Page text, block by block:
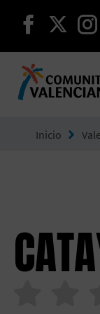
seguir
Inicio